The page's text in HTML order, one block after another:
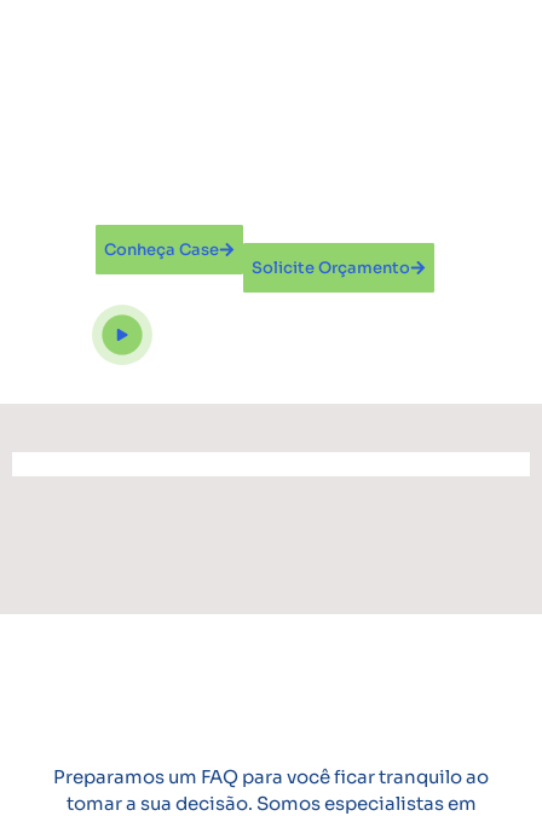
Conheça Case
Solicite Orçamento
Preparamos um FAQ para você ficar tranquilo ao
tomar a sua decisão. Somos especialistas em